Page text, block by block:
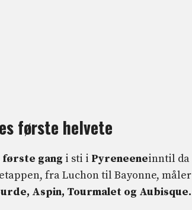
første helvete
første gang i sti i Pyreneeneinntil da
fra Luchon til Bayonne, måler
Aspin, Tourmalet og Aubisque.